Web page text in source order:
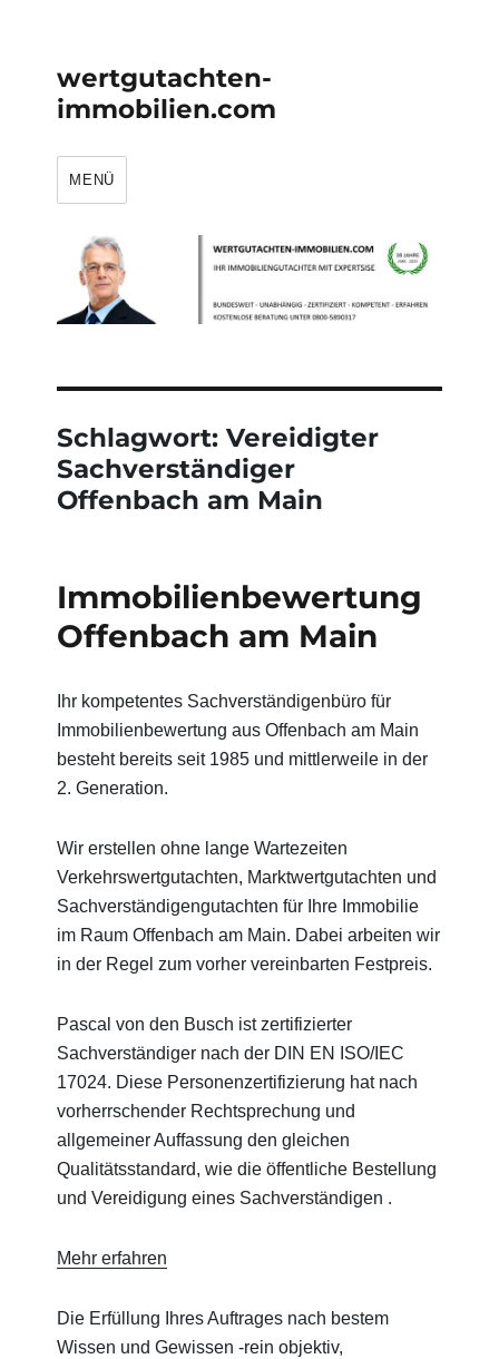
wertgutachten-
immobilien.com
MENÜ
Schlagwort:Vereidigter
Sachverständiger
Offenbach am Main
Immobilienbewertung
Offenbach am Main
Ihr kompetentes Sachverständigenbüro für
Immobilienbewertung aus Offenbach am Main
besteht bereits seit 1985 und mittlerweile in der
2. Generation.
Wir erstellen ohne lange Wartezeiten
Verkehrswertgutachten, Marktwertgutachten und
Sachverständigengutachten für Ihre Immobilie
im Raum Offenbach am Main. Dabei arbeiten wir
in der Regel zum vorher vereinbarten Festpreis.
Pascal von den Busch ist zertifizierter
Sachverständiger nach der DIN EN ISO/IEC
17024. Diese Personenzertifizierung hat nach
vorherrschender Rechtsprechung und
allgemeiner Auffassung den gleichen
Qualitätsstandard, wie die öffentliche Bestellung
und Vereidigung eines Sachverständigen .
Mehr erfahren
Die Erfüllung Ihres Auftrages nach bestem
Wissen und Gewissen -rein objektiv,